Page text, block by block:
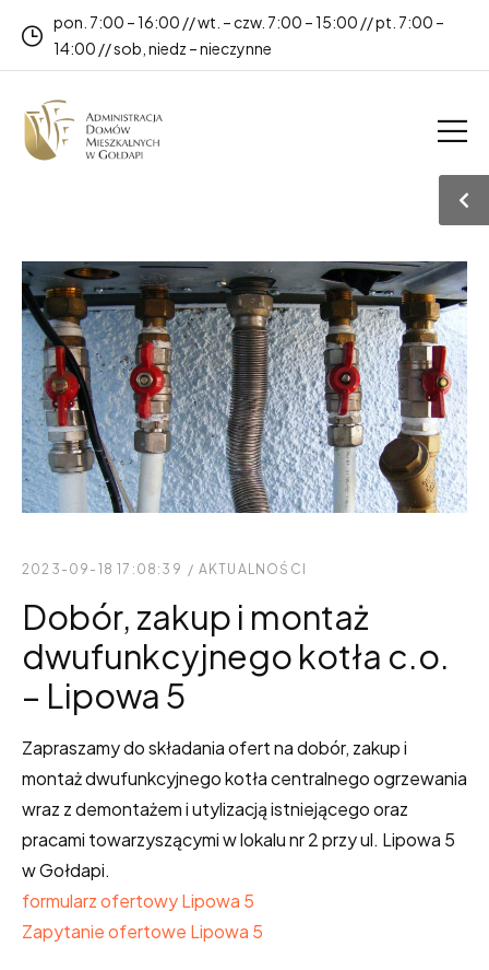
pon. 7:00 – 16:00 // wt. – czw. 7:00 – 15:00 // pt. 7:00 –
14:00 // sob, niedz – nieczynne
2023-09-18 17:08:39 / AKTUALNOŚCI
Dobór, zakup i montaż
dwufunkcyjnego kotła c.o.
– Lipowa 5
Zapraszamy do składania ofert na dobór, zakup i
montaż dwufunkcyjnego kotła centralnego ogrzewania
wraz z demontażem i utylizacją istniejącego oraz
pracami towarzyszącymi w lokalu nr 2 przy ul. Lipowa 5
w Gołdapi.
formularz ofertowy Lipowa 5
Zapytanie ofertowe Lipowa 5